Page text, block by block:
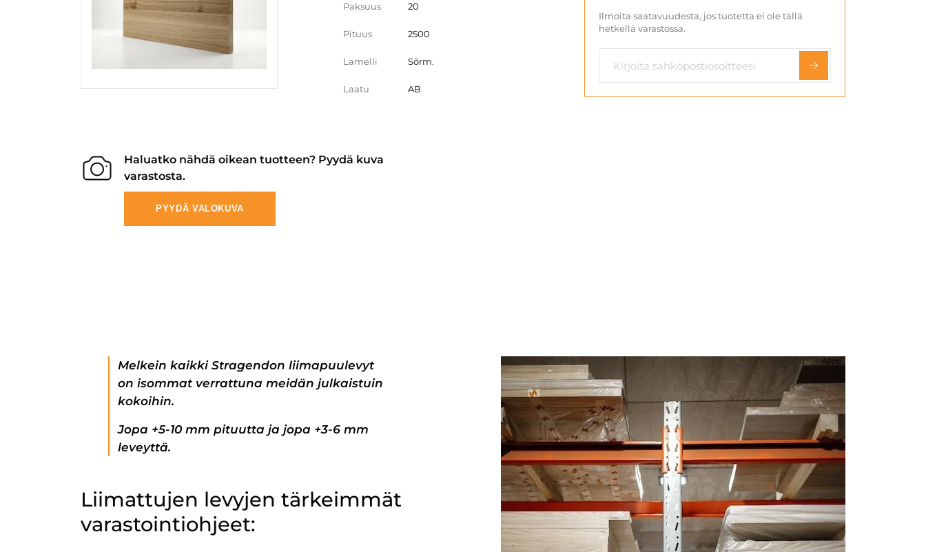
Paksuus 20
Pituus 2500
Lamelli Sõrm.
Laatu AB
Ilmoita saatavuudesta, jos tuotetta ei ole tällä
hetkellä varastossa.
Haluatko nähdä oikean tuotteen? Pyydä kuva
varastosta.
PYYDÄ VALOKUVA
Melkein kaikki Stragendon liimapuulevyt
on isommat verrattuna meidän julkaistuin
kokoihin.
Jopa +5-10 mm pituutta ja jopa +3-6 mm
leveyttä.
Liimattujen levyjen tärkeimmät
varastointiohjeet: